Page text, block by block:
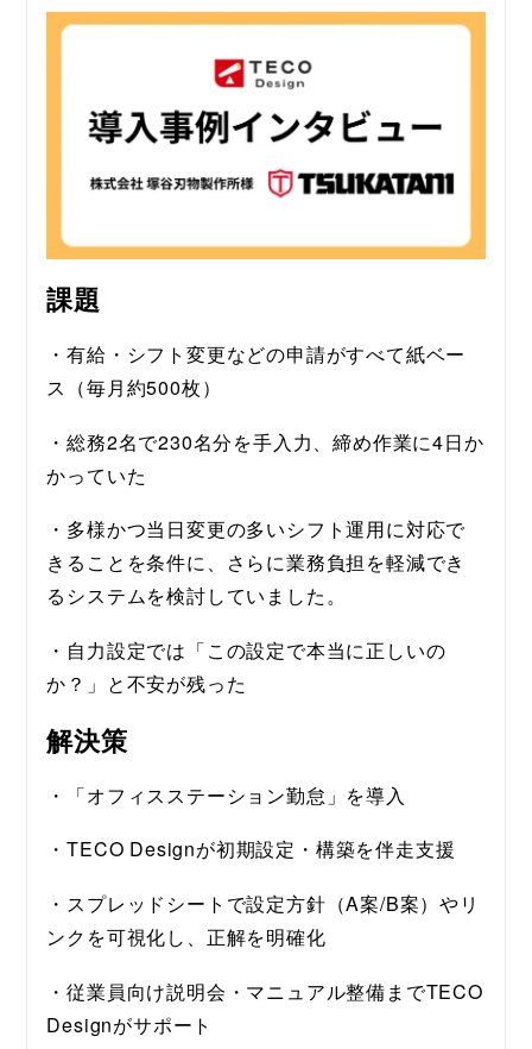
c
o
o
k
課題
・有給・シフト変更などの申請がすべて紙ベー
ス（毎月約500枚）
・総務2名で230名分を手入力、締め作業に4日か
かっていた
・多様かつ当日変更の多いシフト運用に対応で
きることを条件に、さらに業務負担を軽減でき
るシステムを検討していました。
・自力設定では「この設定で本当に正しいの
か？」と不安が残った
解決策
・「オフィスステーション勤怠」を導入
・TECO Designが初期設定・構築を伴走支援
・スプレッドシートで設定方針（A案/B案）やリ
ンクを可視化し、正解を明確化
・従業員向け説明会・マニュアル整備までTECO
Designがサポート